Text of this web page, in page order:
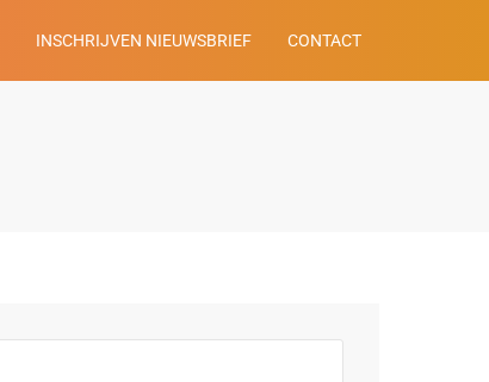
INSCHRIJVEN NIEUWSBRIEF CONTACT